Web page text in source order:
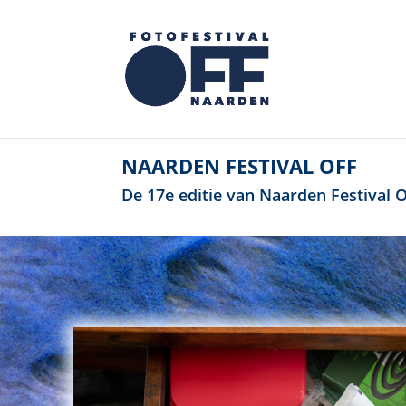
NAARDEN FESTIVAL OFF
De 17e editie van Naarden Festival